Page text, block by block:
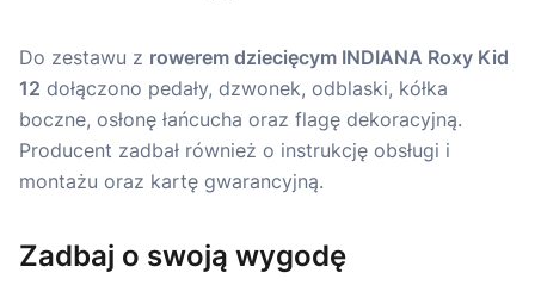
Do zestawu z rowerem dziecięcym INDIANA Roxy Kid
12 dołączono pedały, dzwonek, odblaski, kółka
boczne, osłonę łańcucha oraz flagę dekoracyjną.
Producent zadbał również o instrukcję obsługi i
montażu oraz kartę gwarancyjną.
Zadbaj o swoją wygodę